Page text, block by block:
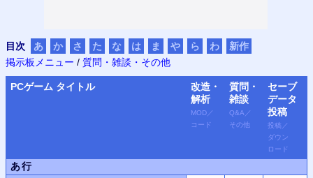
目次 あ か さ た な は ま や ら わ
新作
掲示板メニュー / 質問・雑談・その他
PCゲーム タイトル
改造・
解析
MOD ／
コード
質問・
雑談
Q&A ／
その他
セーブ
データ
投稿
投稿 ／
ダウン
ロード
あ行